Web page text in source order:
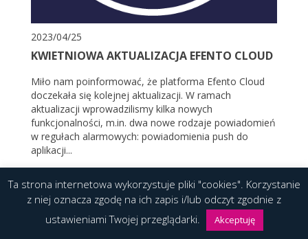
2023/04/25
KWIETNIOWA AKTUALIZACJA EFENTO CLOUD
Miło nam poinformować, że platforma Efento Cloud
doczekała się kolejnej aktualizacji. W ramach
aktualizacji wprowadzilismy kilka nowych
funkcjonalności, m.in. dwa nowe rodzaje powiadomień
w regułach alarmowych: powiadomienia push do
aplikacji...
CZYTAJ WIĘCEJ
Ta strona internetowa wykorzystuje pliki "cookies". Korzystanie
z niej oznacza zgodę na ich zapis i/lub odczyt zgodnie z
ustawieniami Twojej przeglądarki.
Akceptuję